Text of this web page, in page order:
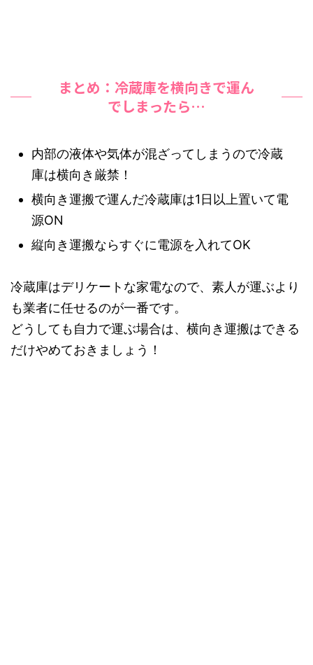
まとめ：冷蔵庫を横向きで運ん
でしまったら…
内部の液体や気体が混ざってしまうので冷蔵
庫は横向き厳禁！
横向き運搬で運んだ冷蔵庫は1日以上置いて電
源ON
縦向き運搬ならすぐに電源を入れてOK
冷蔵庫はデリケートな家電なので、素人が運ぶより
も業者に任せるのが一番です。
どうしても自力で運ぶ場合は、横向き運搬はできる
だけやめておきましょう！